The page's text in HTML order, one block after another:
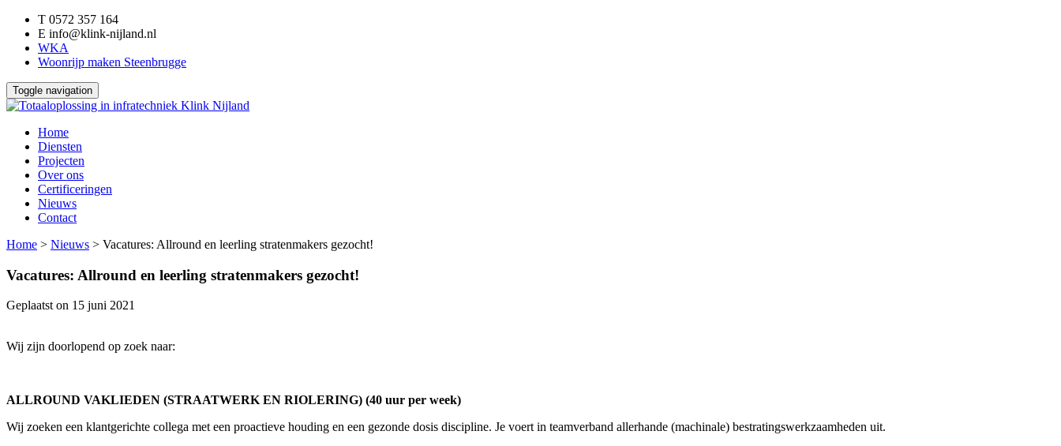
T 0572 357 164
E info@klink-nijland.nl
WKA
Woonrijp maken Steenbrugge
Toggle navigation
Home
Diensten
Projecten
Over ons
Certificeringen
Nieuws
Contact
Home > Nieuws > Vacatures: Allround en leerling stratenmakers gezocht!
Vacatures: Allround en leerling stratenmakers gezocht!
Geplaatst on 15 juni 2021
Wij zijn doorlopend op zoek naar:
ALLROUND VAKLIEDEN (STRAATWERK EN RIOLERING) (40 uur per week)
Wij zoeken een klantgerichte collega met een proactieve houding en een gezonde dosis discipline. Je voert in teamverband allerhande (machinale) bestratingswerkzaamheden uit.